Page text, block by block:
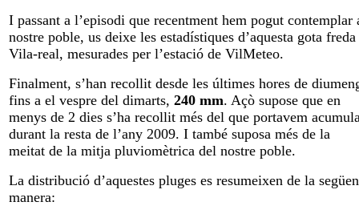
I passant a l’episodi que recentment hem pogut contemplar
nostre poble, us deixe les estadístiques d’aquesta gota freda
Vila-real, mesurades per l’estació de VilMeteo.
Finalment, s’han recollit desde les últimes hores de
fins a el vespre del dimarts, 240 mm. Açò supose que en
menys de 2 dies s’ha recollit més del que portavem
durant la resta de l’any 2009. I també suposa més de la
meitat de la mitja pluviomètrica del nostre poble.
La distribució d’aquestes pluges es resumeixen de la
manera: